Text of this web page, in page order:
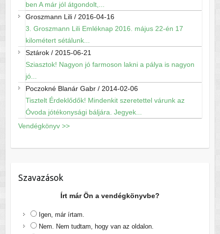
ben A már jól átgondolt,...
Groszmann Lili/ 2016-04-16
3. Groszmann Lili Emléknap 2016. május 22-én 17
kilométert sétálunk...
Sztárok/ 2015-06-21
Sziasztok! Nagyon jó farmoson lakni a pálya is nagyon
jó...
Poczokné Blanár Gabr/ 2014-02-06
Tisztelt Érdeklődők! Mindenkit szeretettel várunk az
Óvoda jótékonysági báljára. Jegyek...
Vendégkönyv >>
Szavazások
Írt már Ön a vendégkönyvbe?
Igen, már írtam.
Nem. Nem tudtam, hogy van az oldalon.